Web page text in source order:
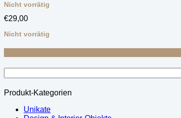
Nicht vorrätig
€29,00
Nicht vorrätig
Produkt-Kategorien
Unikate